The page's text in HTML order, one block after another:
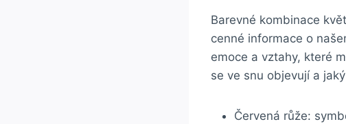
Barevné kombinace
cenné informace o
emoce a vztahy, které
se ve snu objevují a
Červená růže: